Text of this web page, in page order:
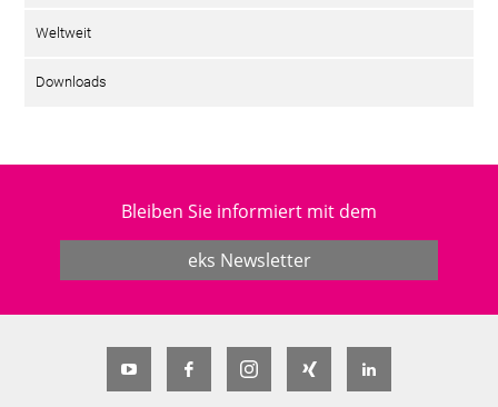
Weltweit
Downloads
Bleiben Sie informiert mit dem
eks Newsletter